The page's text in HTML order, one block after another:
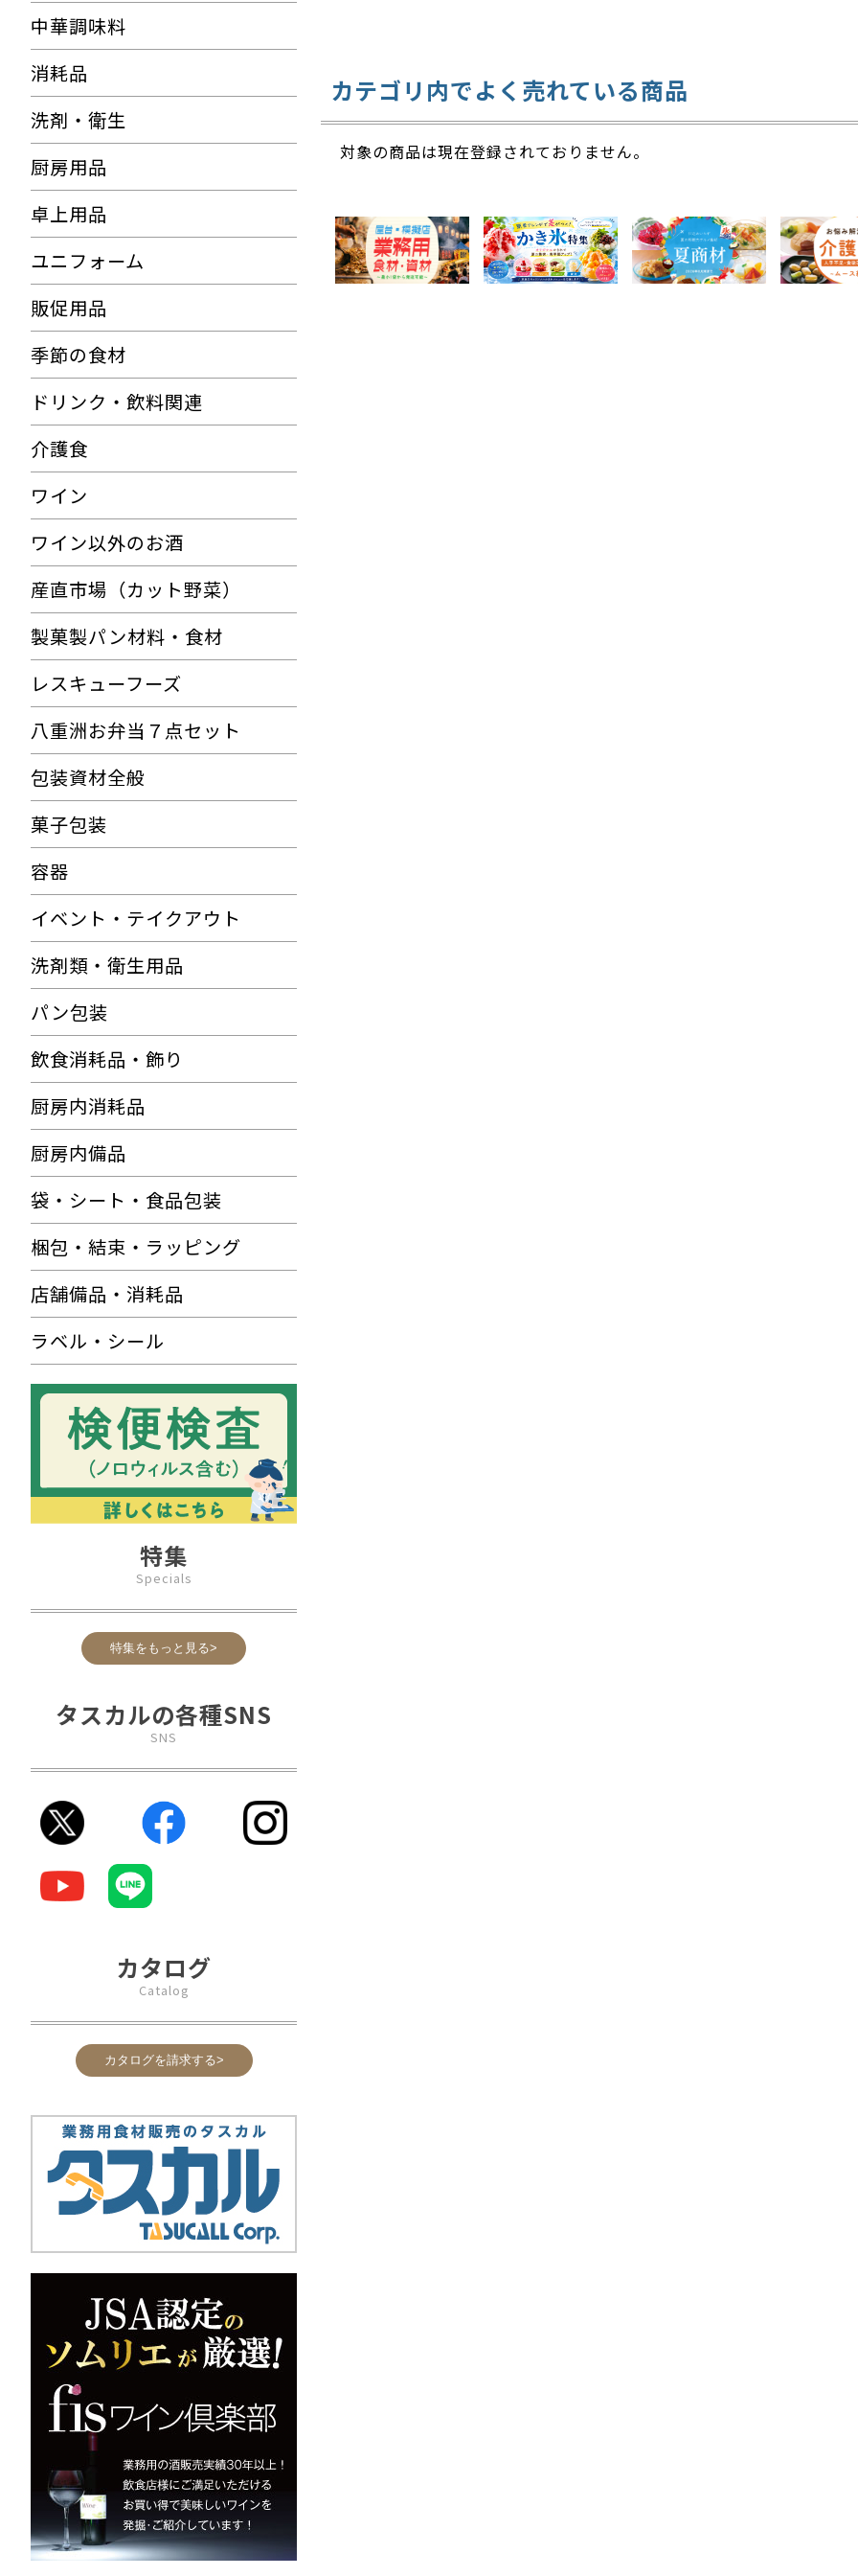
中華調味料
消耗品
洗剤・衛生
厨房用品
卓上用品
ユニフォーム
販促用品
季節の食材
ドリンク・飲料関連
介護食
ワイン
ワイン以外のお酒
産直市場（カット野菜）
製菓製パン材料・食材
レスキューフーズ
八重洲お弁当７点セット
包装資材全般
菓子包装
容器
イベント・テイクアウト
洗剤類・衛生用品
パン包装
飲食消耗品・飾り
厨房内消耗品
厨房内備品
袋・シート・食品包装
梱包・結束・ラッピング
店舗備品・消耗品
ラベル・シール
特集
Specials
特集をもっと見る>
タスカルの各種SNS
SNS
カタログ
Catalog
カタログを請求する>
カテゴリ内でよく売れている商品
対象の商品は現在登録されておりません。